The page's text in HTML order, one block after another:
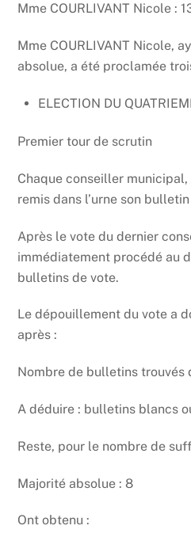
Mme COURLIVANT Nicole :
Mme COURLIVANT Nicole,
absolue, a été proclamée
ELECTION DU
Premier tour de scrutin
Chaque conseiller municipal,
remis dans l’urne son
Après le vote du dernier
immédiatement procédé au
bulletins de vote.
Le dépouillement du vote a
après :
Nombre de bulletins trouvés
A déduire : bulletins blancs
Reste, pour le nombre de
Majorité absolue : 8
Ont obtenu :